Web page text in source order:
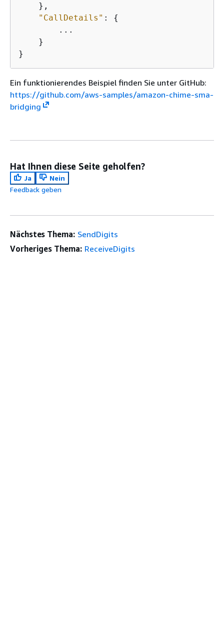
    },
"CallDetails" : {
        ...
    }
}
Ein funktionierendes Beispiel finden Sie unter GitHub:
https://github.com/aws-samples/amazon-chime-sma-
bridging
Hat Ihnen diese Seite geholfen?
Ja
Nein
Feedback geben
Nächstes Thema: SendDigits
Vorheriges Thema: ReceiveDigits